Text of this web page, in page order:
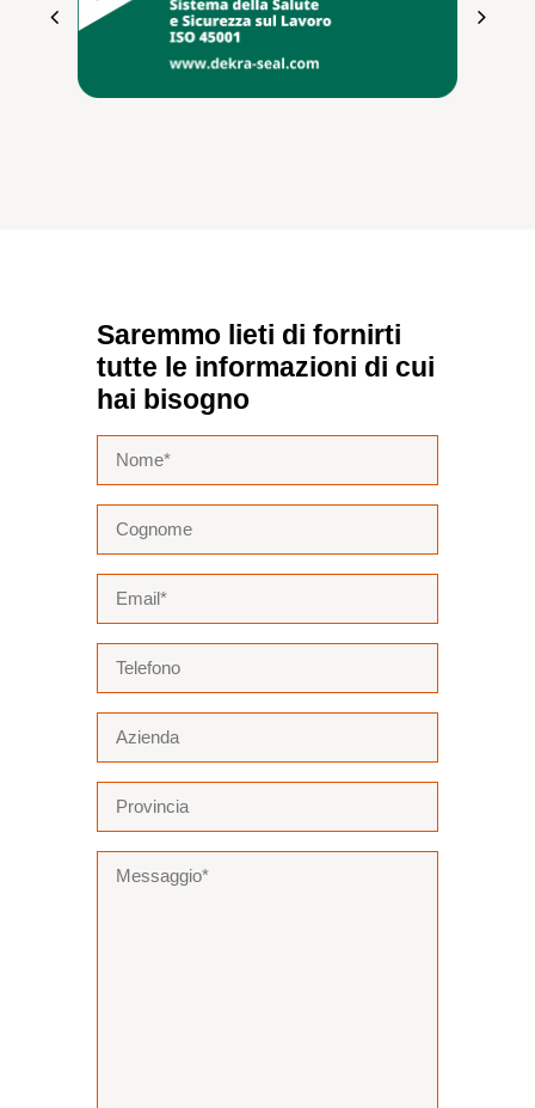
Saremmo lieti di fornirti
tutte le informazioni di cui
hai bisogno
(Obbligatorio)
(Obbligatorio)
(Obbligatorio)